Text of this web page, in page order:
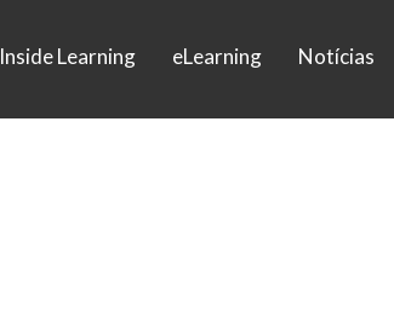
Inside Learning eLearning Notícias